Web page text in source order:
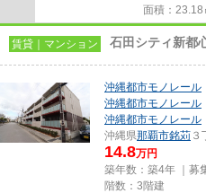
面積：23.18
賃貸｜マンション 石田シティ新都
沖縄都市モノレール
沖縄都市モノレール
沖縄都市モノレール
沖縄県那覇市銘苅 ３
14.8万円
築年数：築4年 ｜募
階数：3階建